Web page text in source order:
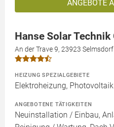
ANGEBOTE
Hanse Solar Technik
An der Trave 9, 23923 Selmsdorf
HEIZUNG SPEZIALGEBIETE
Elektroheizung, Photovoltaik
ANGEBOTENE TÄTIGKEITEN
Neuinstallation / Einbau,